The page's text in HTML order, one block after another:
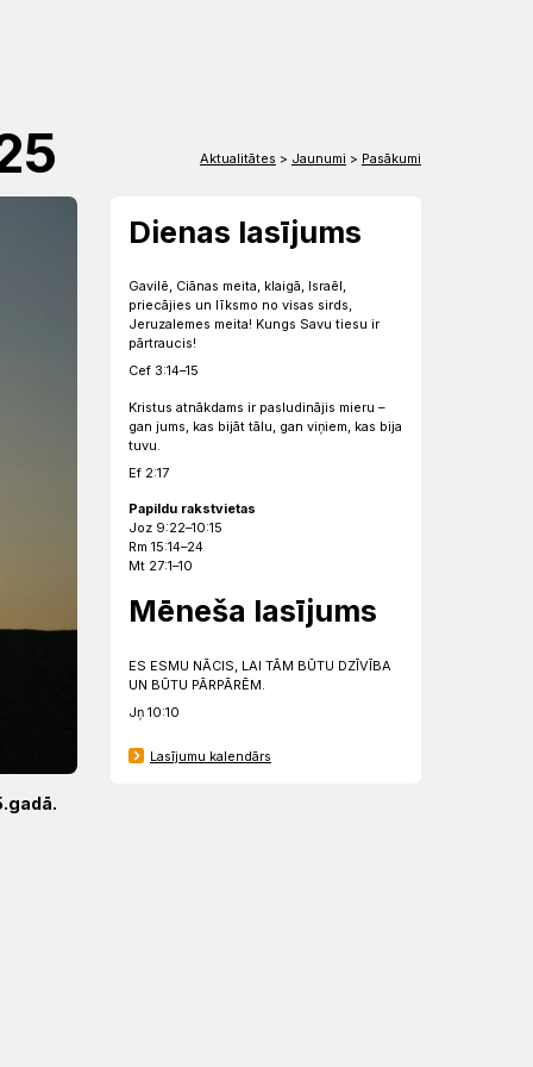
Aktualitātes > Jaunumi > Pasākumi
Dienas lasījums
Gavilē, Ciānas meita, klaigā, Israēl,
priecājies un līksmo no visas sirds,
Jeruzalemes meita! Kungs Savu tiesu ir
pārtraucis!
Cef 3:14–15
Kristus atnākdams ir pasludinājis mieru –
gan jums, kas bijāt tālu, gan viņiem, kas bija
tuvu.
Ef 2:17
Papildu rakstvietas
Joz 9:22–10:15
Rm 15:14–24
Mt 27:1–10
Mēneša lasījums
ES ESMU NĀCIS, LAI TĀM BŪTU DZĪVĪBA
UN BŪTU PĀRPĀRĒM.
Jņ 10:10
Lasījumu kalendārs